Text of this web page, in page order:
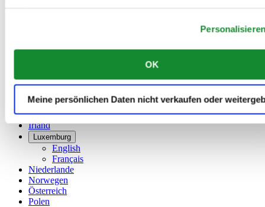
OK
Meine persönlichen Daten nicht verkaufen oder
English
Deutschland
Finnland
France
Irland
Luxemburg
English
Français
Niederlande
Norwegen
Österreich
Polen